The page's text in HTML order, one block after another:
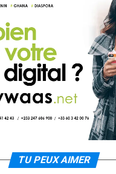
TU PEUX AIMER